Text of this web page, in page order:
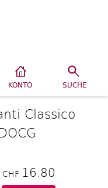
KONTO SUCHE
Classico
CHF 16.80